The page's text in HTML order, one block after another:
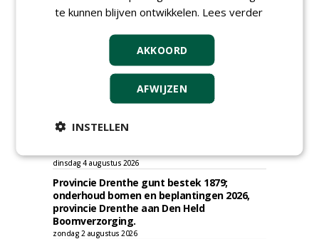
Groenprojecten
vrijdag 7 augustus 2026
Gemeente Eindhoven gunt groot
onderhoud ''Stedelijk bos'' binnen de
bebouwingscontour houtkap aan
Boomrooierij Weijtmans.
donderdag 6 augustus 2026
onderhoud terreinen MUMC+ aan Jonkers
dinsdag 4 augustus 2026
Provincie Drenthe gunt bestek 1879;
onderhoud bomen en beplantingen 2026,
provincie Drenthe aan Den Held
Boomverzorging.
zondag 2 augustus 2026
te kunnen blijven ontwikkelen. Lees verder
AKKOORD
AFWIJZEN
INSTELLEN